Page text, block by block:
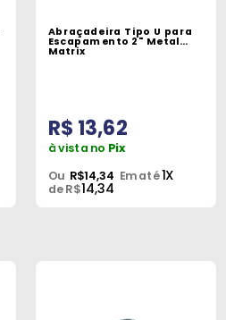
Abraçadeira Tipo U para
Escapamento 2" Metal
Matrix
R$ 13,62
à vista no Pix
Ou R$14,34 Em até1X
de R$14,34